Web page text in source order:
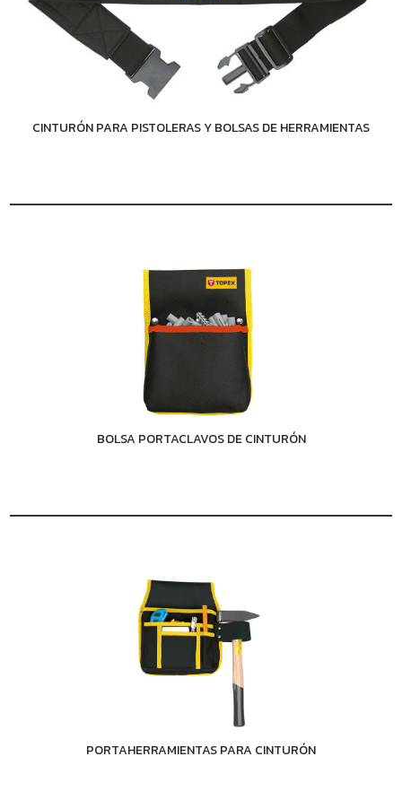
CINTURÓN PARA PISTOLERAS Y BOLSAS DE HERRAMIENTAS
BOLSA PORTACLAVOS DE CINTURÓN
PORTAHERRAMIENTAS PARA CINTURÓN